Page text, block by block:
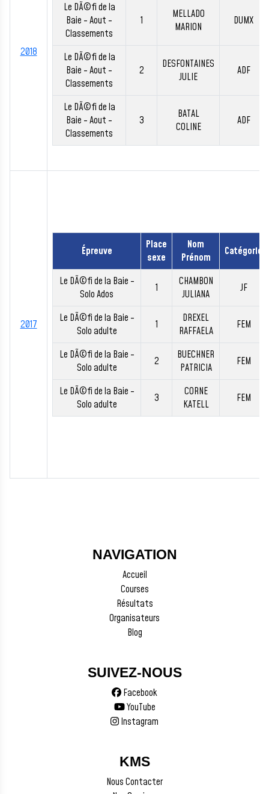
2018
Le DÃ©fi de la
Baie - Aout -
Classements
1
MELLADO
MARION
DUMX
Le DÃ©fi de la
Baie - Aout -
Classements
2
DESFONTAINES
JULIE
ADF
Le DÃ©fi de la
Baie - Aout -
Classements
3
BATAL
COLINE
ADF
2017
Épreuve
Place
sexe
Nom
Prénom
Catégorie
Le DÃ©fi de la Baie -
Solo Ados
1
CHAMBON
JULIANA
JF
Le DÃ©fi de la Baie -
Solo adulte
1
DREXEL
RAFFAELA
FEM
Le DÃ©fi de la Baie -
Solo adulte
2
BUECHNER
PATRICIA
FEM
Le DÃ©fi de la Baie -
Solo adulte
3
CORNE
KATELL
FEM
NAVIGATION
Accueil
Courses
Résultats
Organisateurs
Blog
SUIVEZ-NOUS
Facebook
YouTube
Instagram
KMS
Nous Contacter